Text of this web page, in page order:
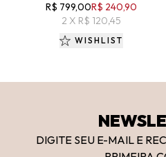
R$ 799,00R$ 240,90
2 X R$ 120,45
WISHLIST
DIGITE SEU E-MAIL E